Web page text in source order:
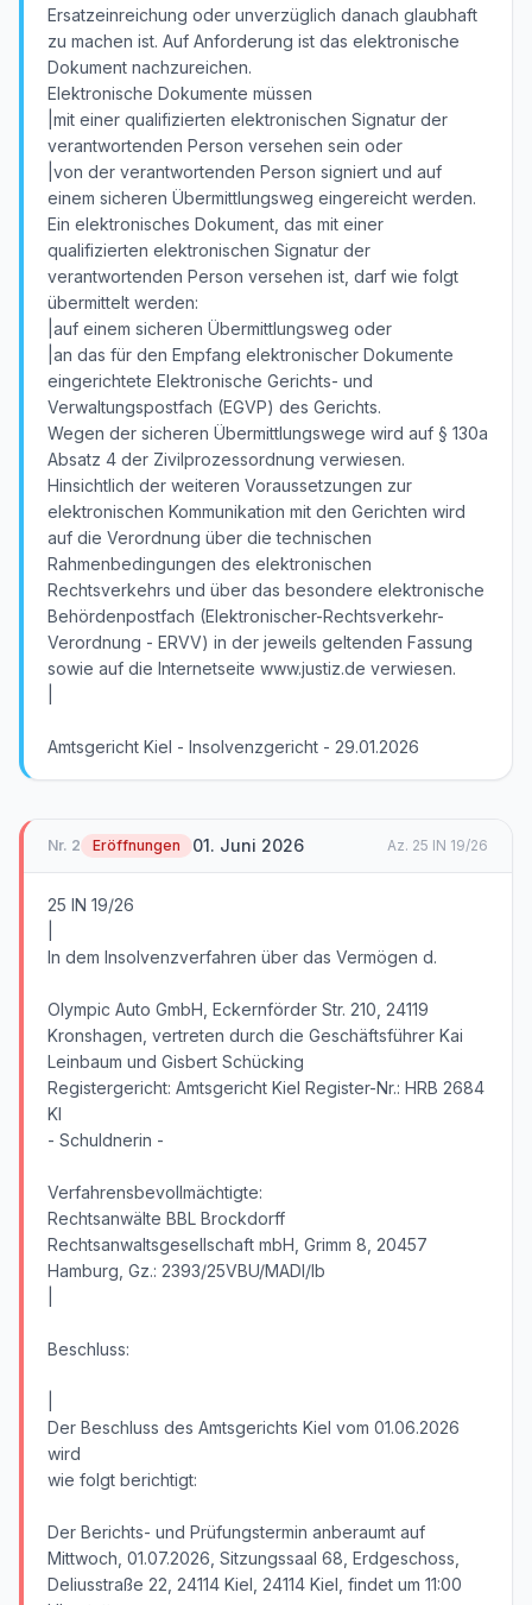
Ersatzeinreichung oder unverzüglich danach glaubhaft
zu machen ist. Auf Anforderung ist das elektronische
Dokument nachzureichen.
Elektronische Dokumente müssen
|mit einer qualifizierten elektronischen Signatur der
verantwortenden Person versehen sein oder
|von der verantwortenden Person signiert und auf
einem sicheren Übermittlungsweg eingereicht werden.
Ein elektronisches Dokument, das mit einer
qualifizierten elektronischen Signatur der
verantwortenden Person versehen ist, darf wie folgt
übermittelt werden:
|auf einem sicheren Übermittlungsweg oder
|an das für den Empfang elektronischer Dokumente
eingerichtete Elektronische Gerichts- und
Verwaltungspostfach (EGVP) des Gerichts.
Wegen der sicheren Übermittlungswege wird auf § 130a
Absatz 4 der Zivilprozessordnung verwiesen.
Hinsichtlich der weiteren Voraussetzungen zur
elektronischen Kommunikation mit den Gerichten wird
auf die Verordnung über die technischen
Rahmenbedingungen des elektronischen
Rechtsverkehrs und über das besondere elektronische
Behördenpostfach (Elektronischer-Rechtsverkehr-
Verordnung - ERVV) in der jeweils geltenden Fassung
sowie auf die Internetseite www.justiz.de verwiesen.
Amtsgericht Kiel - Insolvenzgericht - 29.01.2026
Nr. 2 Eröffnungen 01. Juni 2026 Az. 25 IN 19/26
25 IN 19/26
In dem Insolvenzverfahren über das Vermögen d.
Olympic Auto GmbH, Eckernförder Str. 210, 24119
Kronshagen, vertreten durch die Geschäftsführer Kai
Leinbaum und Gisbert Schücking
Registergericht: Amtsgericht Kiel Register-Nr.: HRB 2684
KI
- Schuldnerin -
Verfahrensbevollmächtigte:
Rechtsanwälte BBL Brockdorff
Rechtsanwaltsgesellschaft mbH, Grimm 8, 20457
Hamburg, Gz.: 2393/25VBU/MADI/lb
Beschluss:
Der Beschluss des Amtsgerichts Kiel vom 01.06.2026
wird
wie folgt berichtigt:
Der Berichts- und Prüfungstermin anberaumt auf
Mittwoch, 01.07.2026, Sitzungssaal 68, Erdgeschoss,
Deliusstraße 22, 24114 Kiel, 24114 Kiel, findet um 11:00